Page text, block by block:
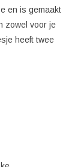
en is gemaakt
zowel voor je
heeft twee